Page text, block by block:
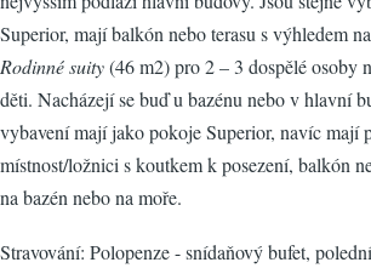
Superior, mají balkón nebo terasu s výhledem
Rodinné suity(46 m2) pro 2 – 3 dospělé osoby
děti. Nacházejí se buď u bazénu nebo v hlavní
vybavení mají jako pokoje Superior, navíc mají
místnost/ložnici s koutkem k posezení, balkón
na bazén nebo na moře.
Stravování: Polopenze - snídaňový bufet,